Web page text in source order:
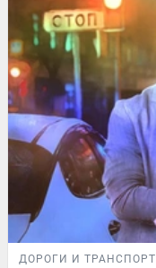
ДОРОГИ И ТРАНСПОРТ